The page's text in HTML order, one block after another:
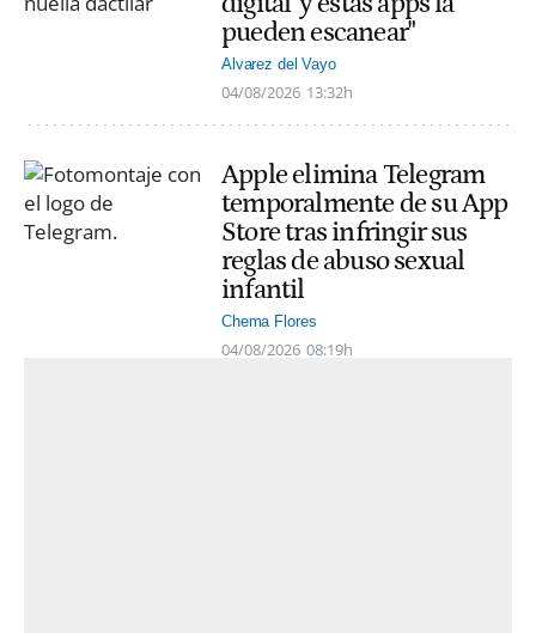
pueden escanear"
Alvarez del Vayo
04/08/2026 13:32h
Apple elimina Telegram
temporalmente de su App
Store tras infringir sus
reglas de abuso sexual
infantil
Chema Flores
04/08/2026 08:19h